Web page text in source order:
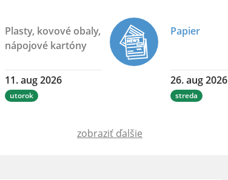
Plasty, kovové obaly,
nápojové kartóny
11. aug 2026
utorok
Papier
26. aug 2026
streda
zobraziť ďalšie